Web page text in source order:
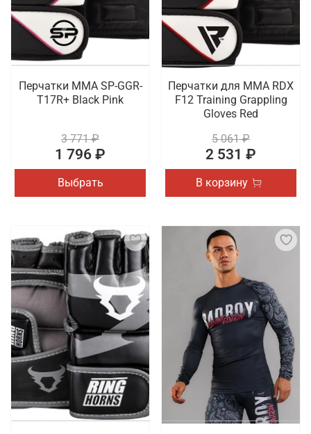
Перчатки MMA SP-GGR-
T17R+ Black Pink
3 771 ₽
1 796 ₽
Выбрать
Перчатки для MMA RDX
F12 Training Grappling
Gloves Red
5 061 ₽
2 531 ₽
В корзину